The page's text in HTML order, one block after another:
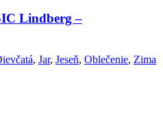
Lindberg –
, Jar, Jeseň, Oblečenie, Zima